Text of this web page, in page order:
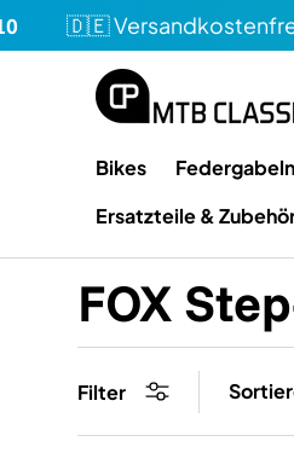
Direkt zum Inhalt
🇩🇪 Versandkostenfrei
Bikes Federgabeln
Ersatzteile &
FOX
Filter